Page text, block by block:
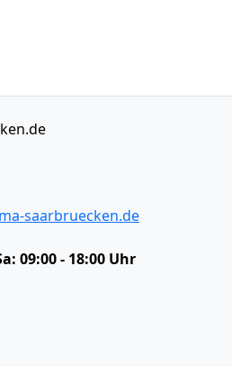
saarbruecken.de
09:00 - 18:00 Uhr